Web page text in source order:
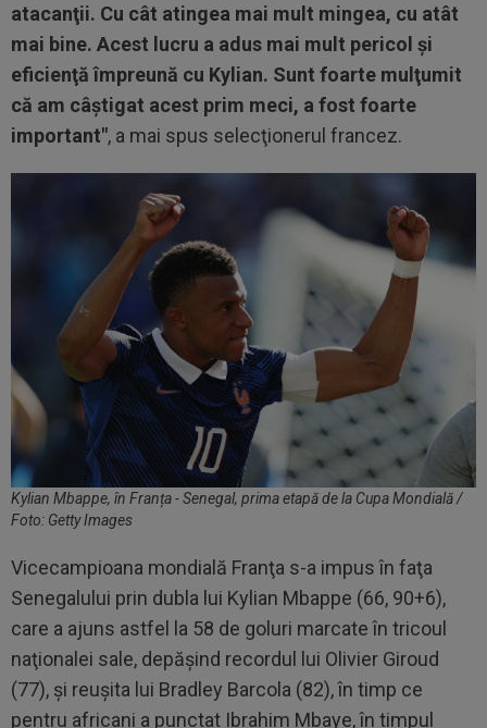
atacanţii. Cu cât atingea mai mult mingea, cu atât
mai bine. Acest lucru a adus mai mult pericol şi
eficienţă împreună cu Kylian. Sunt foarte mulţumit
că am câştigat acest prim meci, a fost foarte
important", a mai spus selecţionerul francez.
Kylian Mbappe, în Franța - Senegal, prima etapă de la Cupa Mondială /
Foto: Getty Images
Vicecampioana mondială Franţa s-a impus în faţa
Senegalului prin dubla lui Kylian Mbappe (66, 90+6),
care a ajuns astfel la 58 de goluri marcate în tricoul
naţionalei sale, depăşind recordul lui Olivier Giroud
(77), şi reuşita lui Bradley Barcola (82), în timp ce
pentru africani a punctat Ibrahim Mbaye, în timpul